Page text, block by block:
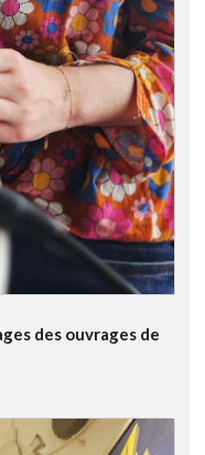
des ouvrages de